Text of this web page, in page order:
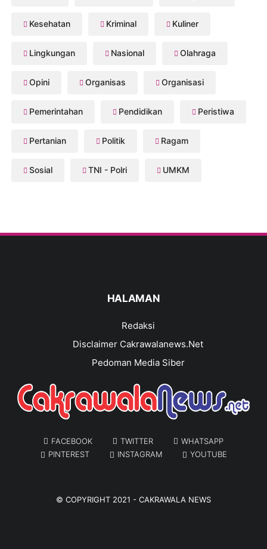
Kesehatan Kriminal Kuliner
Lingkungan Nasional Olahraga
Opini Organisas Organisasi
Pemerintahan Pendidikan Peristiwa
Pertanian Politik Ragam
Sosial TNI - Polri UMKM
HALAMAN
Redaksi
Disclaimer Cakrawalanews.Net
Pedoman Media Siber
FACEBOOK TWITTER
WHATSAPP
PINTEREST
INSTAGRAM YOUTUBE
© COPYRIGHT 2021 - CAKRAWALA NEWS